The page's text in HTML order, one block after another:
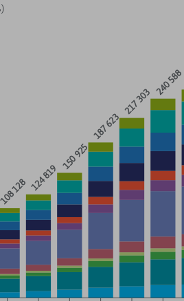
240 588
150 925
124 819
187 623
217 303
108 128